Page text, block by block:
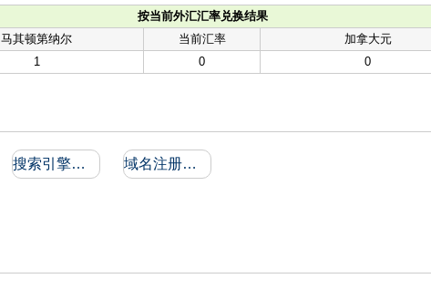
按当前外汇汇率兑换结果
马其顿第纳尔
当前汇率
加拿大元
1
0 0
搜索引擎收录和反向链接 域名注册信息